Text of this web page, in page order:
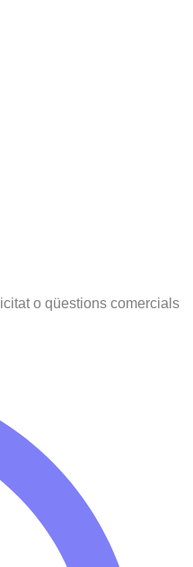
o qüestions comercials